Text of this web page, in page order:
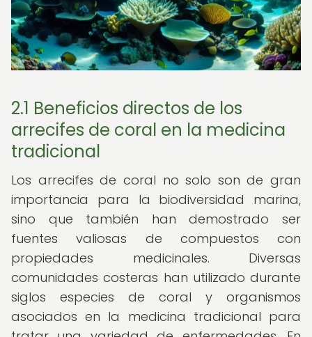
2.1 Beneficios directos de los
arrecifes de coral en la medicina
tradicional
Los arrecifes de coral no solo son de gran
importancia para la biodiversidad marina,
sino que también han demostrado ser
fuentes valiosas de compuestos con
propiedades medicinales. Diversas
comunidades costeras han utilizado durante
siglos especies de coral y organismos
asociados en la medicina tradicional para